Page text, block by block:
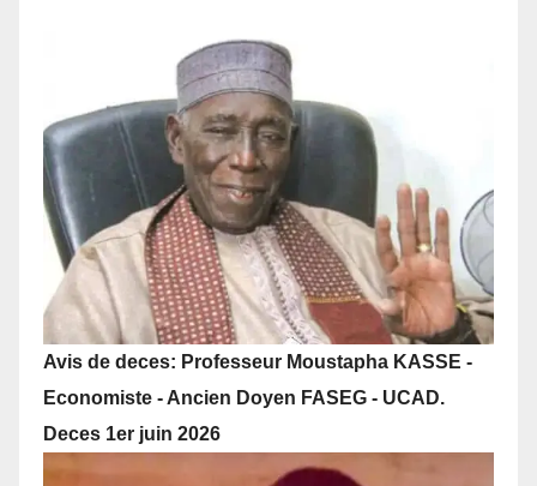
Avis de deces: Professeur Moustapha KASSE -
Economiste - Ancien Doyen FASEG - UCAD.
Deces 1er juin 2026